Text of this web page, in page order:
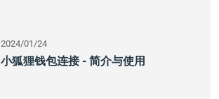
2024/01/24
小狐狸钱包连接 - 简介与使用